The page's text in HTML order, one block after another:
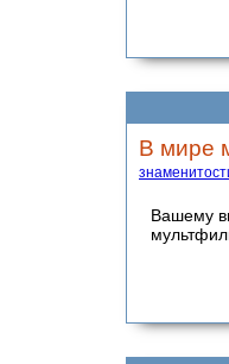
В мире
Вашему